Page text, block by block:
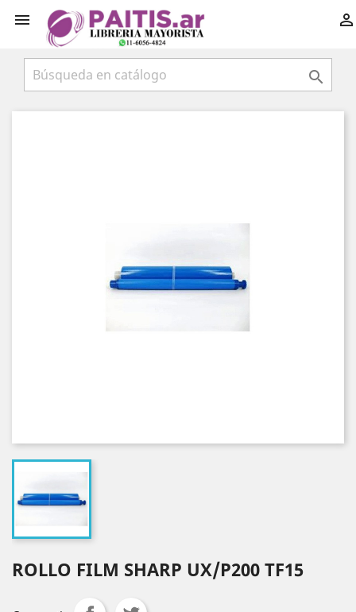
 

ROLLO FILM SHARP UX/P200 TF15